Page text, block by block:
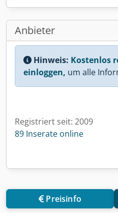
Anbieter
Hinweis: Kostenlos
einloggen, um alle
Registriert seit: 2009
89 Inserate online
Preisinfo